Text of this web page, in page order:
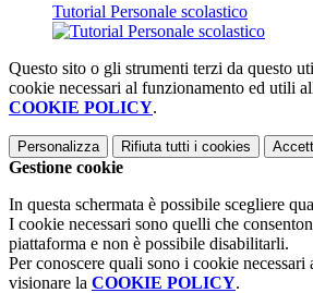
Tutorial Personale scolastico
Questo sito o gli strumenti terzi da questo
cookie necessari al funzionamento ed utili
COOKIE POLICY.
Personalizza Rifiuta tutti i cookies
Gestione cookie
In questa schermata è possibile scegliere
I cookie necessari sono quelli che
piattaforma e non è possibile disabilitarli.
Per conoscere quali sono i cookie
visionare la COOKIE POLICY.